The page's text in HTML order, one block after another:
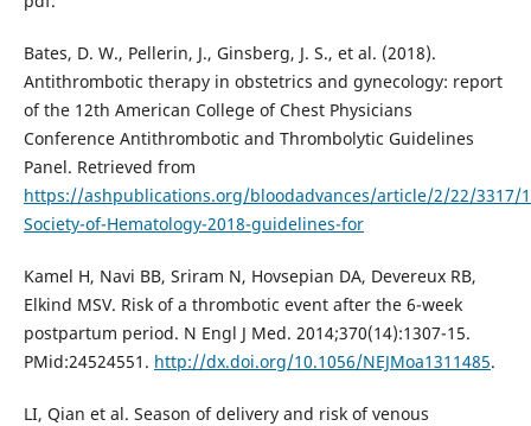
Bates, D. W., Pellerin, J., Ginsberg, J. S., et al. (2018).
Antithrombotic therapy in obstetrics and gynecology: report
of the 12th American College of Chest Physicians
Conference Antithrombotic and Thrombolytic Guidelines
Panel. Retrieved from
https://ashpublications.org/bloodadvances/article/2/22/3317/
Society-of-Hematology-2018-guidelines-for
Kamel H, Navi BB, Sriram N, Hovsepian DA, Devereux RB,
Elkind MSV. Risk of a thrombotic event after the 6-week
postpartum period. N Engl J Med. 2014;370(14):1307-15.
PMid:24524551. http://dx.doi.org/10.1056/NEJMoa1311485.
LI, Qian et al. Season of delivery and risk of venous